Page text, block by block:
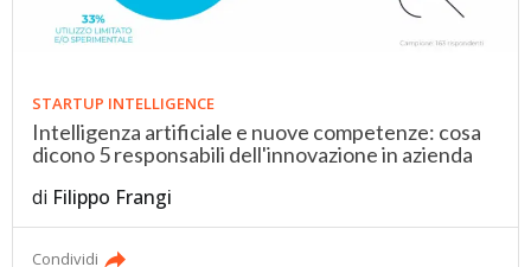
STARTUP INTELLIGENCE
Intelligenza artificiale e nuove competenze: cosa
dicono 5 responsabili dell'innovazione in azienda
di Filippo Frangi
Condividi